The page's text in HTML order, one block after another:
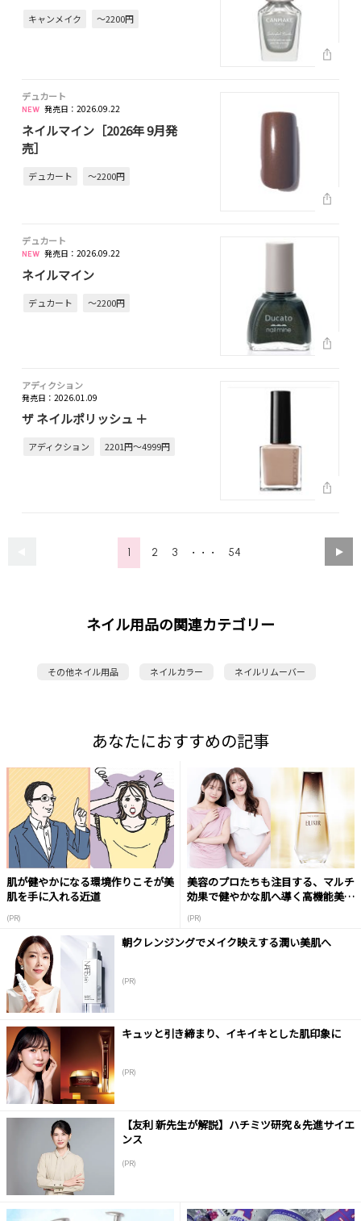
キャンメイク ～2200円
デュカート
発売日：2026.09.22
ネイルマイン［2026年 9月発
売］
デュカート ～2200円
デュカート
発売日：2026.09.22
ネイルマイン
デュカート ～2200円
アディクション
発売日：2026.01.09
ザ ネイルポリッシュ ＋
アディクション 2201円～4999円
1 2 3 ・・・ 54
ネイル用品の関連カテゴリー
その他ネイル用品 ネイルカラー ネイルリムーバー
あなたにおすすめの記事
肌が健やかになる環境作りこそが美
肌を手に入れる近道
(PR)
美容のプロたちも注目する、マルチ
効果で健やかな肌へ導く高機能美容
(PR)
朝クレンジングでメイク映えする潤い美肌へ
(PR)
キュッと引き締まり、イキイキとした肌印象に
(PR)
【友利 新先生が解説】ハチミツ研究＆先進サイエ
ンス
(PR)